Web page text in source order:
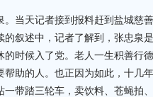
天记者接到报料赶到盐城慈
的叙述中，记者了解到，张忠泉
的时候入了党。老人一生积善行
帮助的人。也正因为如此，十几
一带踏三轮车，卖饮料、苍蝇拍